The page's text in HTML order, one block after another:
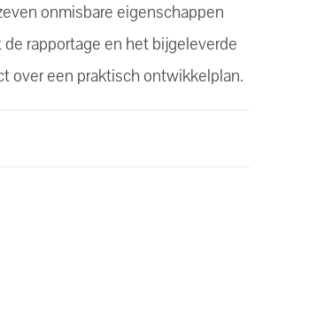
onmisbare eigenschappen
rapportage en het bijgeleverde
over een praktisch ontwikkelplan.